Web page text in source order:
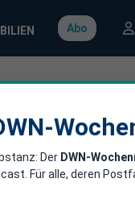
Abo
für
Der DWN-
Für alle, deren